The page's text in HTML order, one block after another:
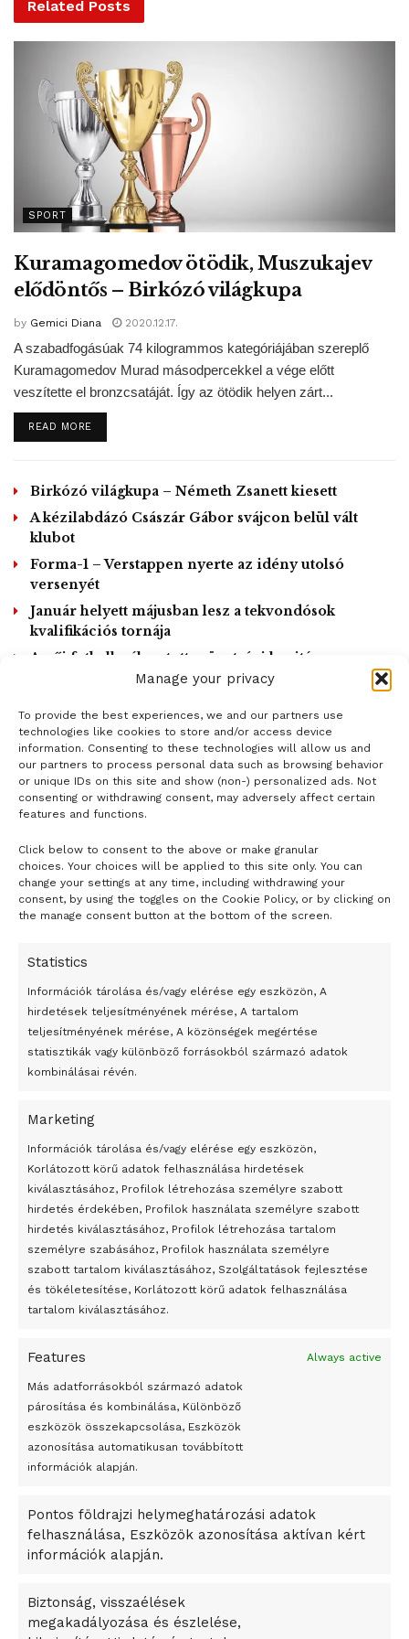
Manage your privacy
To provide the best experiences, we and our partners use
technologies like cookies to store and/or access device
information. Consenting to these technologies will allow us and
our partners to process personal data such as browsing behavior
or unique IDs on this site and show (non-) personalized ads. Not
consenting or withdrawing consent, may adversely affect certain
features and functions.
Click below to consent to the above or make granular
choices. Your choices will be applied to this site only. You can
change your settings at any time, including withdrawing your
consent, by using the toggles on the Cookie Policy, or by clicking on
the manage consent button at the bottom of the screen.
Statistics
Információk tárolása és/vagy elérése egy eszközön, A
hirdetések teljesítményének mérése, A tartalom
teljesítményének mérése, A közönségek megértése
statisztikák vagy különböző forrásokból származó adatok
kombinálásai révén.
Marketing
Információk tárolása és/vagy elérése egy eszközön,
Korlátozott körű adatok felhasználása hirdetések
kiválasztásához, Profilok létrehozása személyre szabott
hirdetés érdekében, Profilok használata személyre szabott
hirdetés kiválasztásához, Profilok létrehozása tartalom
személyre szabásához, Profilok használata személyre
szabott tartalom kiválasztásához, Szolgáltatások fejlesztése
és tökéletesítése, Korlátozott körű adatok felhasználása
tartalom kiválasztásához.
Features Always active
Más adatforrásokból származó adatok
párosítása és kombinálása, Különböző
eszközök összekapcsolása, Eszközök
azonosítása automatikusan továbbított
információk alapján.
Pontos földrajzi helymeghatározási adatok
felhasználása, Eszközök azonosítása aktívan kért
információk alapján.
Biztonság, visszaélések
megakadályozása és észlelése,
A Forma-1 mostani idénye március 15-én kezdődött
törölni, vagy halasztani kellett a világjárvány miatt. Jelen
állás szerint leghamarabb a június közepére tervezett
Kanadai Nagydíjon kezdődhet a szezon.
MTI – Image by Peter Fischer
Ausztrál Nagydíj
virtuális GP
Related Posts
SPORT
Kuramagomedov ötödik, Muszukajev
elődöntős – Birkózó világkupa
by Gemici Diana 2020.12.17.
A szabadfogásúak 74 kilogrammos kategóriájában szereplő
Kuramagomedov Murad másodpercekkel a vége előtt
veszítette el bronzcsatáját. Így az ötödik helyen zárt...
READ MOREDETAILS
Birkózó világkupa – Németh Zsanett kiesett
A kézilabdázó Császár Gábor svájcon belül vált
klubot
Forma-1 – Verstappen nyerte az idény utolsó
versenyét
Január helyett májusban lesz a tekvondósok
kvalifikációs tornája
A női futball-válogatott szövetségi kapitánya
LOAD MORE
- H I R D E T É S -
Átmenetileg szünetelnek az összecsapások Bahmutnál
Egy vagyonért adták el Banksy művét miután elégették.
Az 1950-ben elhunyt alkotók művei szabadon
felhasználhatóvá válnak
Peking – A visegrádi országok zsidó kulturális örökségét
bemutató fotókiállítás nyílt
Megveszi az osztrák Wienerberger az amerikai Meridian
Bricket
A Startup Campus egyetemi programjainak legjobbjai az
A Ringo Starr új albummal jelentkezik
A Vajdasági Magyar Szövetség államtitkárait kinevezték
Dzsingisz kán hódító hadjárata okozta
Kuramagomedov ötödik, Muszukajev elődöntős – Birkózó